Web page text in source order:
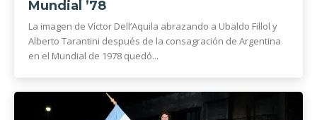
Mundial ’78
La imagen de Víctor Dell’Aquila abrazando a Ubaldo Fillol y
Alberto Tarantini después de la consagración de Argentina
en el Mundial de 1978 quedó...